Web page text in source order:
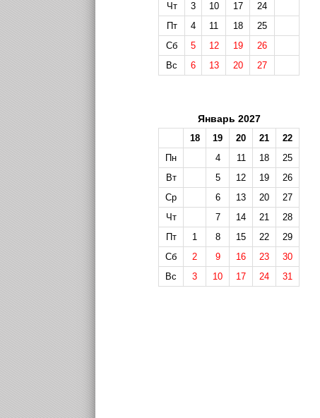
Чт
3 10 17
24
Пт
4 11 18
25
Сб
5 12 19
26
Вс
6 13 20 27
Январь 2027
18 19 20 21
22
Пн
4 11 18
25
Вт
5 12 19
26
Ср
6 13 20
27
Чт
7 14 21
28
Пт
1 8 15 22
29
Сб
2 9 16 23
30
Вс
3 10 17 24 31